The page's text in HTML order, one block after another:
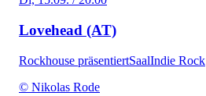
Lovehead (AT)
Rockhouse präsentiertSaalIndie Rock
© Nikolas Rode